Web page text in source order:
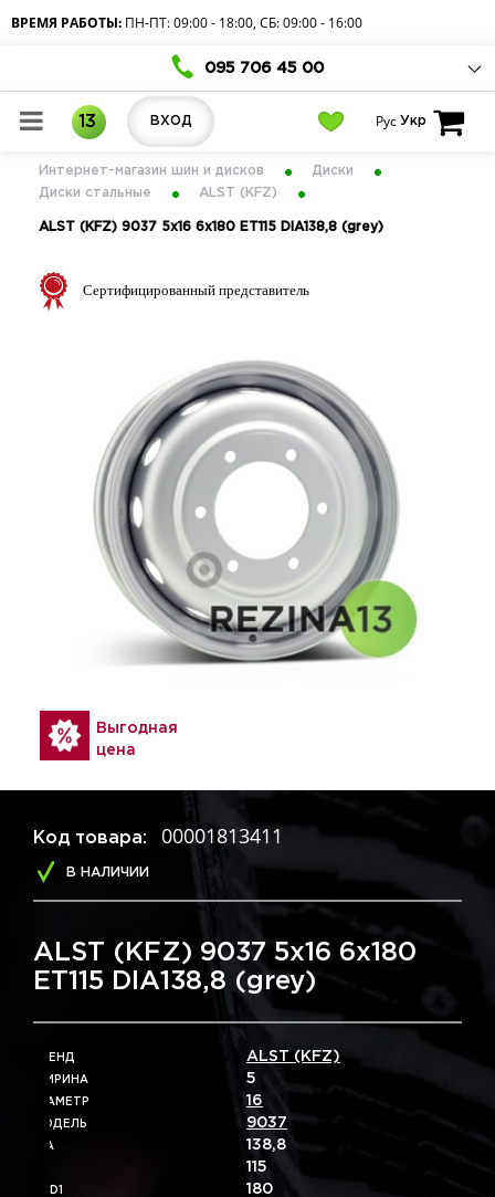
ВРЕМЯ РАБОТЫ: ПН-ПТ: 09:00 - 18:00, СБ: 09:00 - 16:00
095 706 45 00
13 ВХОД Рус Укр
Интернет-магазин шин и дисков
Диски
Диски стальные
ALST (KFZ)
ALST (KFZ) 9037 5x16 6x180 ET115 DIA138,8 (grey)
Сертифицированный представитель
Выгодная
цена
Код товара: 00001813411
В НАЛИЧИИ
ALST (KFZ) 9037 5x16 6x180
ET115 DIA138,8 (grey)
БРЕНД ALST (KFZ)
ШИРИНА 5
ДІАМЕТР 16
МОДЕЛЬ 9037
DIA 138,8
115
PCD1 180